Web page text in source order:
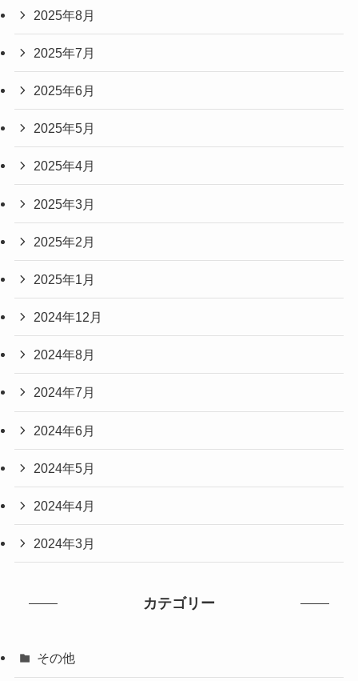
2025年8月
2025年7月
2025年6月
2025年5月
2025年4月
2025年3月
2025年2月
2025年1月
2024年12月
2024年8月
2024年7月
2024年6月
2024年5月
2024年4月
2024年3月
カテゴリー
その他